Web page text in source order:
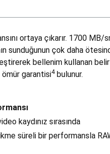
ortaya çıkarır. 1700 MB/
sunduğunun çok daha
bellenim kullanan
ömür garantisi4bulunur.
kaydınız sırasında
süreli bir performansla